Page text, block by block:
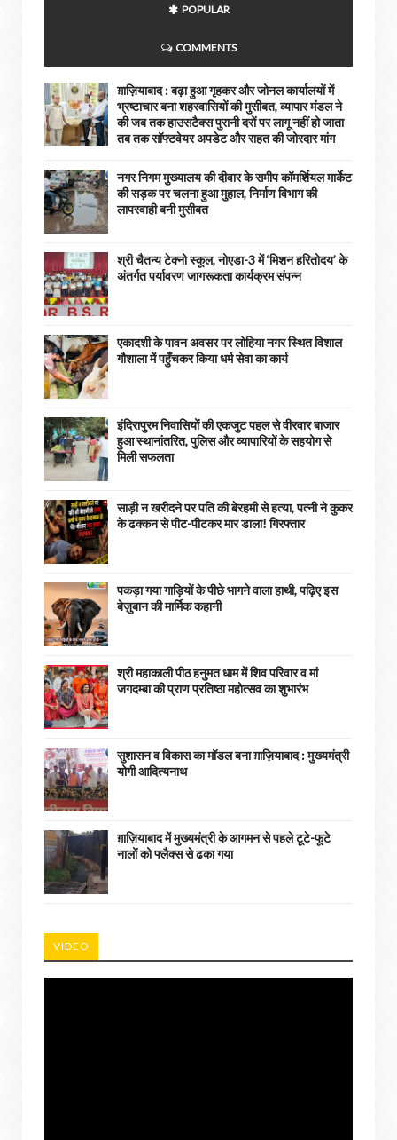
POPULAR
COMMENTS
ग़ाज़ियाबाद : बढ़ा हुआ गृहकर और जोनल कार्यालयों में
भ्रष्टाचार बना शहरवासियों की मुसीबत, व्यापार मंडल ने
की जब तक हाउसटैक्स पुरानी दरों पर लागू नहीं हो जाता
तब तक सॉफ्टवेयर अपडेट और राहत की जोरदार मांग
नगर निगम मुख्यालय की दीवार के समीप कॉमर्शियल मार्केट
की सड़क पर चलना हुआ मुहाल, निर्माण विभाग की
लापरवाही बनी मुसीबत
श्री चैतन्य टेक्नो स्कूल, नोएडा-3 में ‘मिशन हरितोदय’ के
अंतर्गत पर्यावरण जागरूकता कार्यक्रम संपन्न
एकादशी के पावन अवसर पर लोहिया नगर स्थित विशाल
गौशाला में पहुँचकर किया धर्म सेवा का कार्य
इंदिरापुरम निवासियों की एकजुट पहल से वीरवार बाजार
हुआ स्थानांतरित, पुलिस और व्यापारियों के सहयोग से
मिली सफलता
साड़ी न खरीदने पर पति की बेरहमी से हत्या, पत्नी ने कुकर
के ढक्कन से पीट-पीटकर मार डाला! गिरफ्तार
पकड़ा गया गाड़ियों के पीछे भागने वाला हाथी, पढ़िए इस
बेज़ुबान की मार्मिक कहानी
श्री महाकाली पीठ हनुमत धाम में शिव परिवार व मां
जगदम्बा की प्राण प्रतिष्ठा महोत्सव का शुभारंभ
सुशासन व विकास का मॉडल बना ग़ाज़ियाबाद : ​मुख्यमंत्री
योगी आदित्यनाथ
ग़ाज़ियाबाद में मुख्यमंत्री के आगमन से पहले टूटे-फूटे
नालों को फ्लैक्स से ढका गया
VIDEO